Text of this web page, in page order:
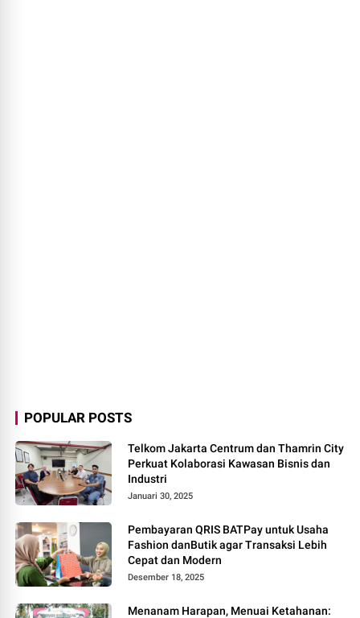
POPULAR POSTS
Telkom Jakarta Centrum dan Thamrin City
Perkuat Kolaborasi Kawasan Bisnis dan
Industri
Januari 30, 2025
Pembayaran QRIS BATPay untuk Usaha
Fashion danButik agar Transaksi Lebih
Cepat dan Modern
Desember 18, 2025
Menanam Harapan, Menuai Ketahanan: